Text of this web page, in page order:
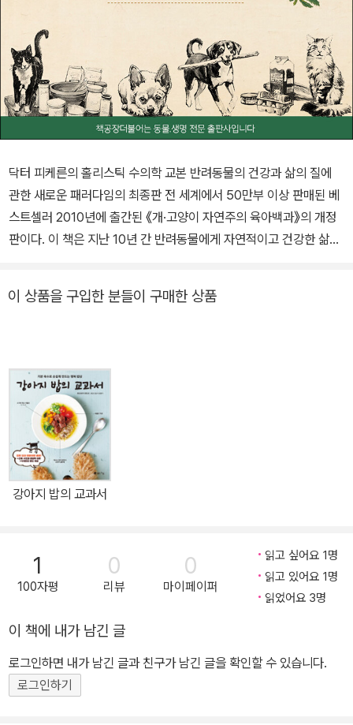
닥터 피케른의 홀리스틱 수의학 교본 반려동물의 건강과 삶의 질에
관한 새로운 패러다임의 최종판 전 세계에서 50만부 이상 판매된 베
스트셀러 2010년에 출간된 《개·고양이 자연주의 육아백과》의 개정
판이다. 이 책은 지난 10년 간 반려동물에게 자연적이고 건강한 삶을
돌보는 것을 유지하면서 유의미한 변화를 꾀하고 있다. 일관되게 영
단의 장점에 대한 획기적인 연구결과와 다양한 최신 정보가 업데이트
되어 있다. 다른 곳에서 볼 수 없는 자연주의적 개·고양이 영양학의 모
든 것에 대해 다루고 있다고 할 수 있다. 초판에서 ‘우리는 너무 많은
육식동물과 살고 있다’고 말하며 가능하면 인도적으로 키워지고 도축
된 고기를 반려동물의 식단에 올리라고 했던 저자는 개정판에서 육식
과 생선을 최대한 줄이는 식단을 권장한다. 이것이 지구와 모든 동물
과 공존하는 방법이기 때문이기도 하지만 땅과 바다의 오염으로 육식
며 국내에 홀리스틱 수의학을 대중에게 소개하면서 자연적인 방법으
로 동물과 살고 싶어 하는 반려인에게 많은 도움을 주었다. 그런데 이
관한 생각의 전환을 요구하고 있다. 홀리스틱 수의사인 저자가 50여
년간의 임상을 바탕으로 만든 홀리스틱 수의학 교본인 이 책은 이미
전 세계 50만 이상의 독자들에게 사랑을 받았다. 이번 개정판이 최종
이 상품을 구입한 분들이 구매한 상품
강아지 밥의 교과서
1
100자평
0
리뷰
0
마이페이퍼
읽고 싶어요 1명
읽고 있어요 1명
읽었어요 3명
이 책에 내가 남긴 글
로그인하면 내가 남긴 글과 친구가 남긴 글을 확인할 수 있습니다.
로그인하기